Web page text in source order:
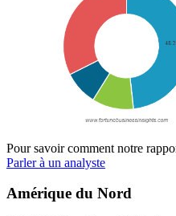
Pour savoir comment notre
Parler à un analyste
Amérique du Nord